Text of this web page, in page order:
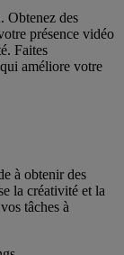
Obtenez des
présence vidéo
Faites
améliore votre
à obtenir des
la créativité et la
tâches à